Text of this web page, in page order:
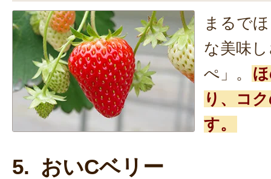
まるで
な美味
ぺ」。
り、コ
す。
5. おいCベリー